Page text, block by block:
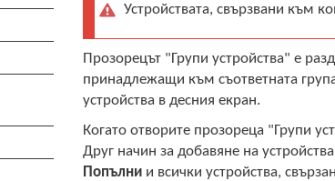
Устройствата, свързвани към
Прозорецът "Групи устройства" е
принадлежащи към съответната
устройства в десния екран.
Когато отворите прозореца "Групи
Друг начин за добавяне на
Попълни и всички устройства,